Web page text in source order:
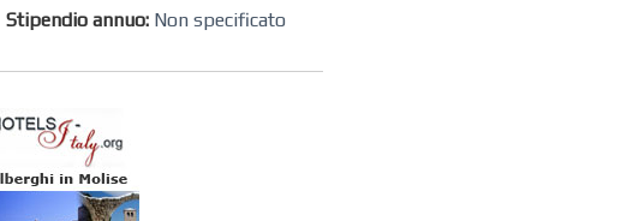
Stipendio annuo: Non specificato